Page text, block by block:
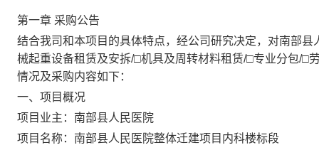
第一章 采购公告
结合我司和本项目的具体特点，经公司研究决定，对南部县
械起重设备租赁及安拆/□机具及周转材料租赁/□专业分包/□
情况及采购内容如下：
一、项目概况
项目业主： 南部县人民医院
项目名称： 南部县人民医院整体迁建项目内科楼标段